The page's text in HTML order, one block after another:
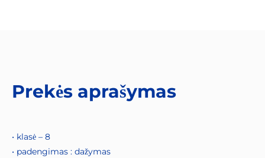
Prekės aprašymas
• klasė – 8
• padengimas : dažymas